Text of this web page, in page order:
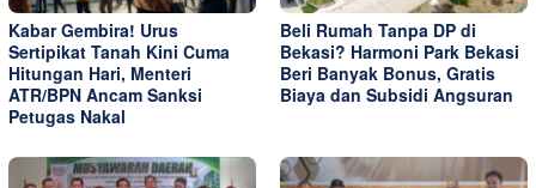
Kabar Gembira! Urus
Sertipikat Tanah Kini Cuma
Hitungan Hari, Menteri
ATR/BPN Ancam Sanksi
Petugas Nakal
Beli Rumah Tanpa DP di
Bekasi? Harmoni Park Bekasi
Beri Banyak Bonus, Gratis
Biaya dan Subsidi Angsuran